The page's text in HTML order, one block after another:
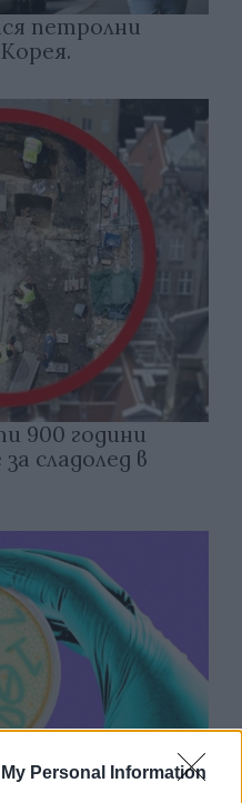
Personal Information
петролни
900 години
сладолед в